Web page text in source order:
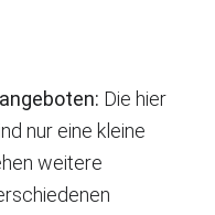
Die hier
nur eine kleine
weitere